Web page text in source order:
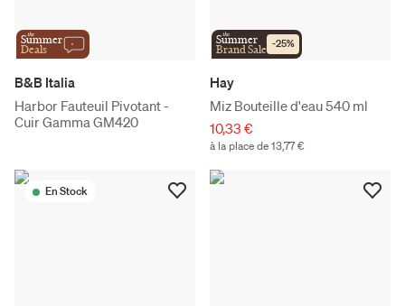
the
Summer
Deals
B&B Italia
Harbor Fauteuil Pivotant -
Cuir Gamma GM420
the
Summer
Brand Sale -25%
Hay
Miz Bouteille d'eau 540 ml
10,33 €
à la place de 13,77 €
En Stock